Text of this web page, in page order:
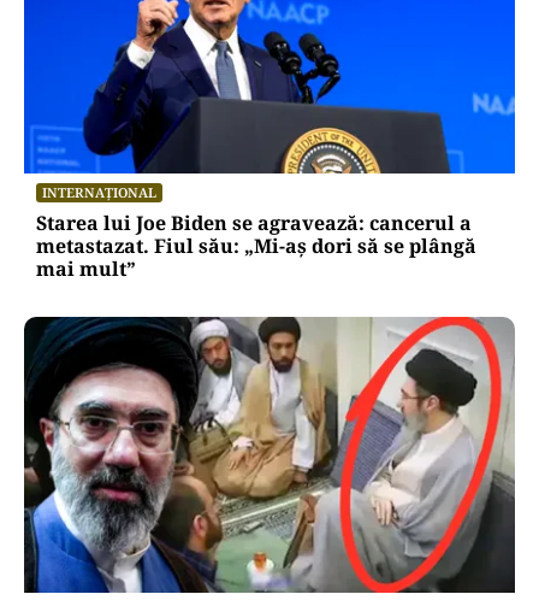
INTERNAȚIONAL
Starea lui Joe Biden se agravează: cancerul a
metastazat. Fiul său: „Mi-aș dori să se plângă
mai mult”